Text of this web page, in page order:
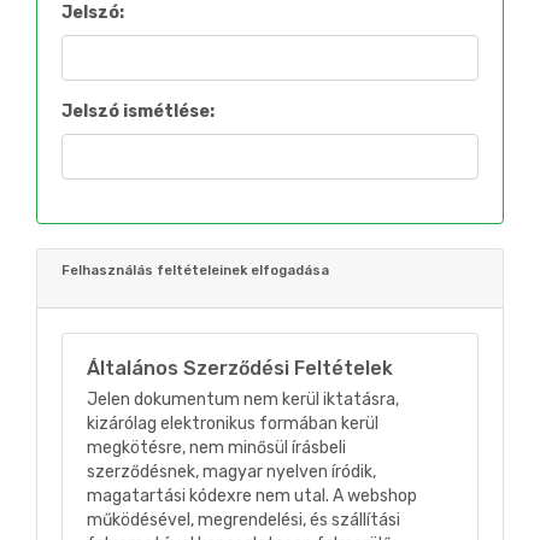
Jelszó:
Jelszó ismétlése:
Felhasználás feltételeinek elfogadása
Általános Szerződési Feltételek
Jelen dokumentum nem kerül iktatásra,
kizárólag elektronikus formában kerül
megkötésre, nem minősül írásbeli
szerződésnek, magyar nyelven íródik,
magatartási kódexre nem utal. A webshop
működésével, megrendelési, és szállítási